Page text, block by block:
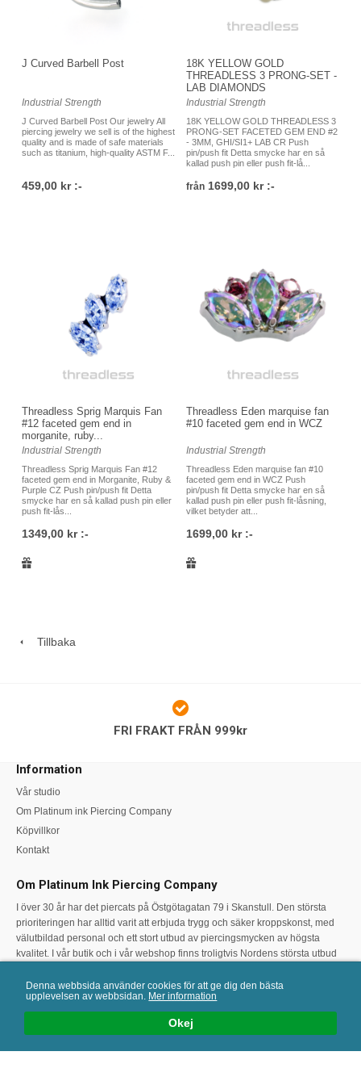
Okej
Denna webbsida använder cookies för att ge dig den bästa
upplevelsen av webbsidan. Mer information
Stockholm, antingen via telefon, mail eller genom ett besök i
vår butik, så hjälper vi dig! Det går lika bra att köpa smycken
till dina piercings direkt i vår studio som att beställa online via
vår webshop.
Varmt välkommen till Platinum Ink Piercing!
J Curved Barbell Post
Industrial Strength
J Curved Barbell Post Our jewelry All
piercing jewelry we sell is of the highest
quality and is made of safe materials
such as titanium, high-quality ASTM F...
459,00 kr :-
18K YELLOW GOLD
THREADLESS 3 PRONG-SET -
LAB DIAMONDS
Industrial Strength
18K YELLOW GOLD THREADLESS 3
PRONG-SET FACETED GEM END #2
- 3MM, GHI/SI1+ LAB CR Push
pin/push fit Detta smycke har en så
kallad push pin eller push fit-lå...
från 1699,00 kr :-
Threadless Sprig Marquis Fan
#12 faceted gem end in
morganite, ruby...
Industrial Strength
Threadless Sprig Marquis Fan #12
faceted gem end in Morganite, Ruby &
Purple CZ Push pin/push fit Detta
smycke har en så kallad push pin eller
push fit-lås...
1349,00 kr :-
Threadless Eden marquise fan
#10 faceted gem end in WCZ
Industrial Strength
Threadless Eden marquise fan #10
faceted gem end in WCZ Push
pin/push fit Detta smycke har en så
kallad push pin eller push fit-låsning,
vilket betyder att...
1699,00 kr :-
Tillbaka
FRI FRAKT FRÅN 999kr
Information
Vår studio
Om Platinum ink Piercing Company
Köpvillkor
Kontakt
Om Platinum Ink Piercing Company
I över 30 år har det piercats på Östgötagatan 79 i Skanstull. Den största
prioriteringen har alltid varit att erbjuda trygg och säker kroppskonst, med
välutbildad personal och ett stort utbud av piercingsmycken av högsta
kvalitet. I vår butik och i vår webshop finns troligtvis Nordens största utbud
oss vid frågor eller funderingar kring piercing eller val av smycke!